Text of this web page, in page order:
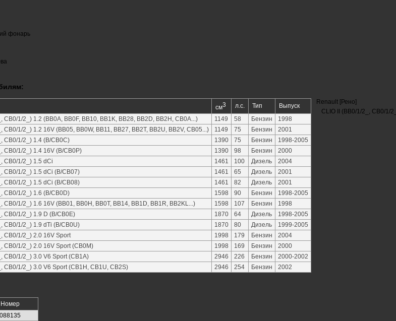
фонарь
см3 л.с. Тип
Выпуск
CB0/1/2_) 1.2 (BB0A, BB0F, BB10, BB1K, BB28, BB2D, BB2H, CB0A...)
1149 58 Бензин
1998
CB0/1/2_) 1.2 16V (BB05, BB0W, BB11, BB27, BB2T, BB2U, BB2V, CB05...)
1149 75 Бензин
2001
CB0/1/2_) 1.4 (B/CB0C)
1390 75 Бензин
1998-2005
CB0/1/2_) 1.4 16V (B/CB0P)
1390 98 Бензин
2000
CB0/1/2_) 1.5 dCi
1461 100 Дизель
2004
CB0/1/2_) 1.5 dCi (B/CB07)
1461 65 Дизель
2001
CB0/1/2_) 1.5 dCi (B/CB08)
1461 82 Дизель
2001
CB0/1/2_) 1.6 (B/CB0D)
1598 90 Бензин
1998-2005
CB0/1/2_) 1.6 16V (BB01, BB0H, BB0T, BB14, BB1D, BB1R, BB2KL...)
1598 107 Бензин
1998
CB0/1/2_) 1.9 D (B/CB0E)
1870 64 Дизель
1998-2005
CB0/1/2_) 1.9 dTi (B/CB0U)
1870 80 Дизель
1999-2005
CB0/1/2_) 2.0 16V Sport
1998 179 Бензин
2004
CB0/1/2_) 2.0 16V Sport (CB0M)
1998 169 Бензин
2000
CB0/1/2_) 3.0 V6 Sport (CB1A)
2946 226 Бензин
2000-2002
CB0/1/2_) 3.0 V6 Sport (CB1H, CB1U, CB2S)
2946 254 Бензин 2002
Renault [Рено]
CLIO II (BB0/1/2_, CB0/1/
Номер
088135